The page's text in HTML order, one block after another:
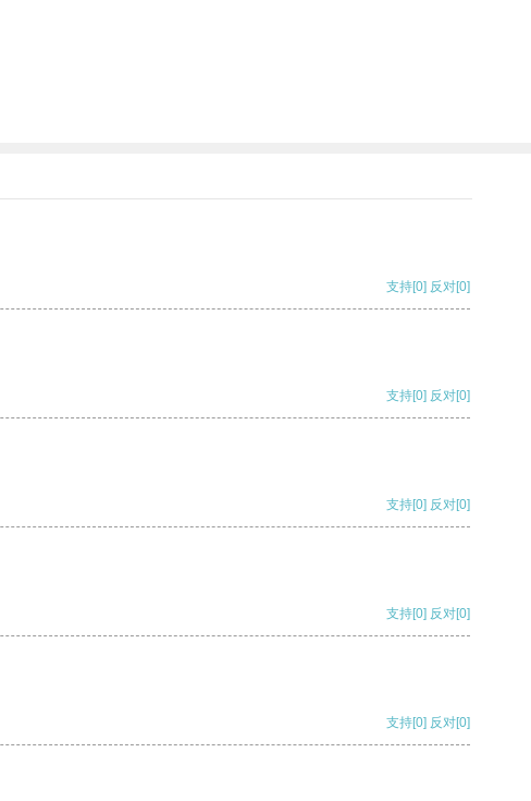
支持[0] 反对[0]
支持[0] 反对[0]
支持[0] 反对[0]
支持[0] 反对[0]
支持[0] 反对[0]